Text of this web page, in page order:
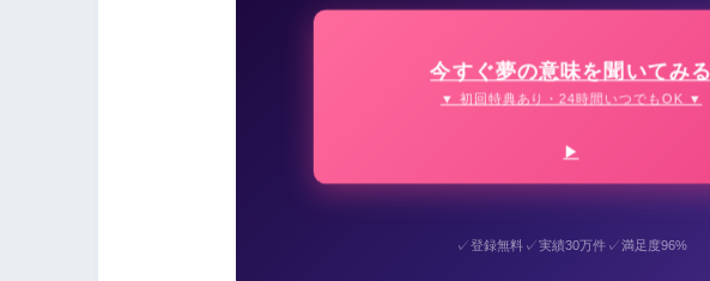
今すぐ夢の意味を聞いてみる
▼ 初回特典あり・24時間いつでもOK ▼
✓登録無料✓実績30万件✓満足度96%